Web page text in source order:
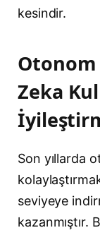
kesindir.
Otonom
Zeka
Son yıllarda
seviyeye
kazanmıştır.